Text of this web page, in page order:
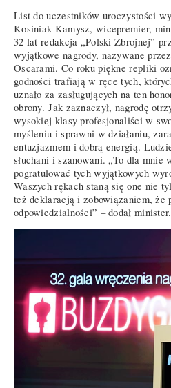
List do uczestników uroczystości
Kosiniak-Kamysz, wicepremier,
32 lat redakcja „Polski Zbrojnej”
wyjątkowe nagrody, nazywane
Oscarami. Co roku piękne repliki
godności trafiają w ręce tych,
uznało za zasługujących na ten
obrony. Jak zaznaczył, nagrodę
wysokiej klasy profesjonaliści w
myśleniu i sprawni w działaniu,
entuzjazmem i dobrą energią.
słuchani i szanowani. „To dla
pogratulować tych wyjątkowych
Waszych rękach staną się one nie
też deklaracją i zobowiązaniem, że
odpowiedzialności” – dodał minister.